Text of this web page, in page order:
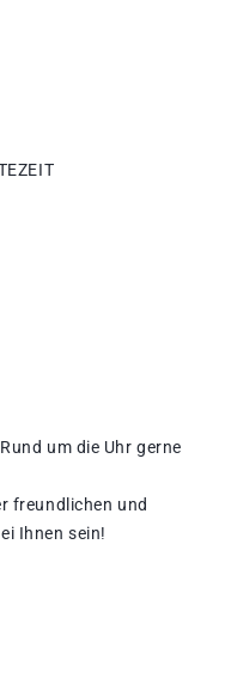
um die Uhr gerne
freundlichen und
Ihnen sein!